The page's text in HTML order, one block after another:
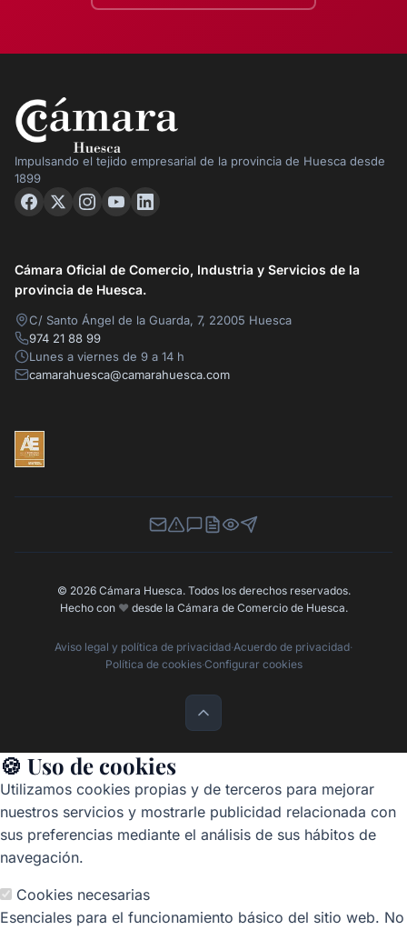
Impulsando el tejido empresarial de la provincia de Huesca desde
1899
Cámara Oficial de Comercio, Industria y Servicios de la
provincia de Huesca.
C/ Santo Ángel de la Guarda, 7, 22005 Huesca
974 21 88 99
Lunes a viernes de 9 a 14 h
camarahuesca@camarahuesca.com
Newsletter
Canal de Denuncias
Buzón de Sugerencias
Perfil Contratante
Ley de Transparencia
Contacta con nosotros
© 2026 Cámara Huesca. Todos los derechos reservados.
Hecho con ❤️ desde la Cámara de Comercio de Huesca.
Aviso legal y política de privacidad·Acuerdo de privacidad·
Política de cookies·Configurar cookies
🍪 Uso de cookies
Utilizamos cookies propias y de terceros para mejorar
nuestros servicios y mostrarle publicidad relacionada con
sus preferencias mediante el análisis de sus hábitos de
navegación.
Cookies necesarias
Esenciales para el funcionamiento básico del sitio web. No